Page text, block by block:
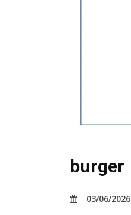
burger
03/06/2026